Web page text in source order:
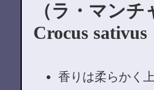
（ラ・マンチ
Crocus sativus
香りは柔らかく